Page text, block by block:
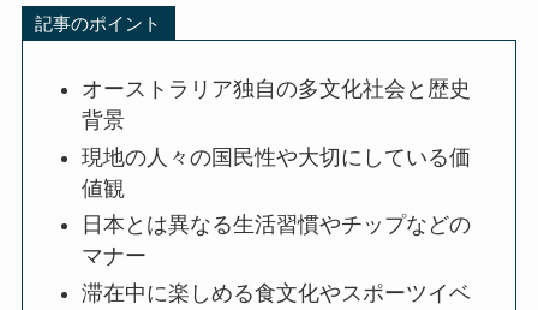
記事のポイント
オーストラリア独自の多文化社会と歴史
背景
現地の人々の国民性や大切にしている価
値観
日本とは異なる生活習慣やチップなどの
マナー
滞在中に楽しめる食文化やスポーツイベ